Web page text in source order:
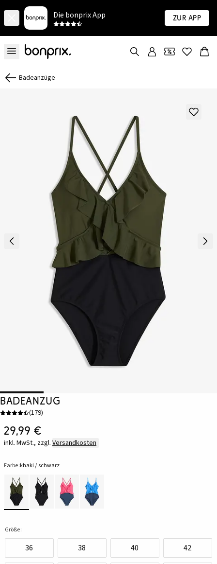
Die bonprix App Zur App
Badeanzüge
Badeanzug
(179)
29,99 €
inkl. MwSt., zzgl. Versandkosten
Farbe:khaki / schwarz
Größe:
36 38 40 42